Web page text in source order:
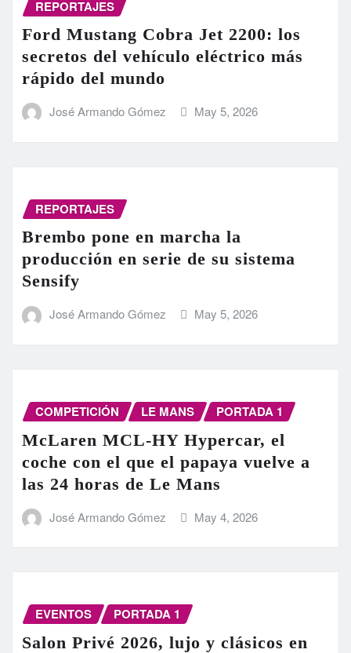
REPORTAJES
Ford Mustang Cobra Jet 2200: los
secretos del vehículo eléctrico más
rápido del mundo
José Armando Gómez May 5, 2026
REPORTAJES
Brembo pone en marcha la
producción en serie de su sistema
Sensify
José Armando Gómez May 5, 2026
COMPETICIÓN LE MANS PORTADA 1
McLaren MCL-HY Hypercar, el
coche con el que el papaya vuelve a
las 24 horas de Le Mans
José Armando Gómez May 4, 2026
EVENTOS PORTADA 1
Salon Privé 2026, lujo y clásicos en